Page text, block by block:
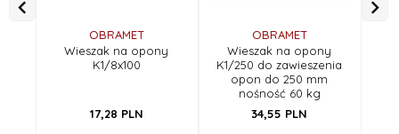
OBRAMET
Wieszak na opony
K1/8x100
17,28 PLN
OBRAMET
Wieszak na opony
K1/250 do zawieszenia
opon do 250 mm
nośność 60 kg
34,55 PLN